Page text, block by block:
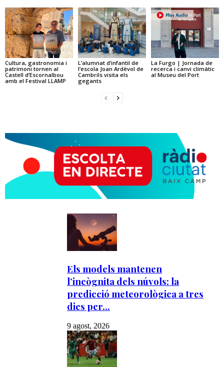
Cultura, gastronomia i
patrimoni tornen al
Castell d’Escornalbou
amb el Festival LLAMP
L’alumnat d’infantil de
l’escola Joan Ardèvol de
Cambrils visita els
gegants
La Furgo | Jornada de
recerca i canvi climàtic
al Museu del Port